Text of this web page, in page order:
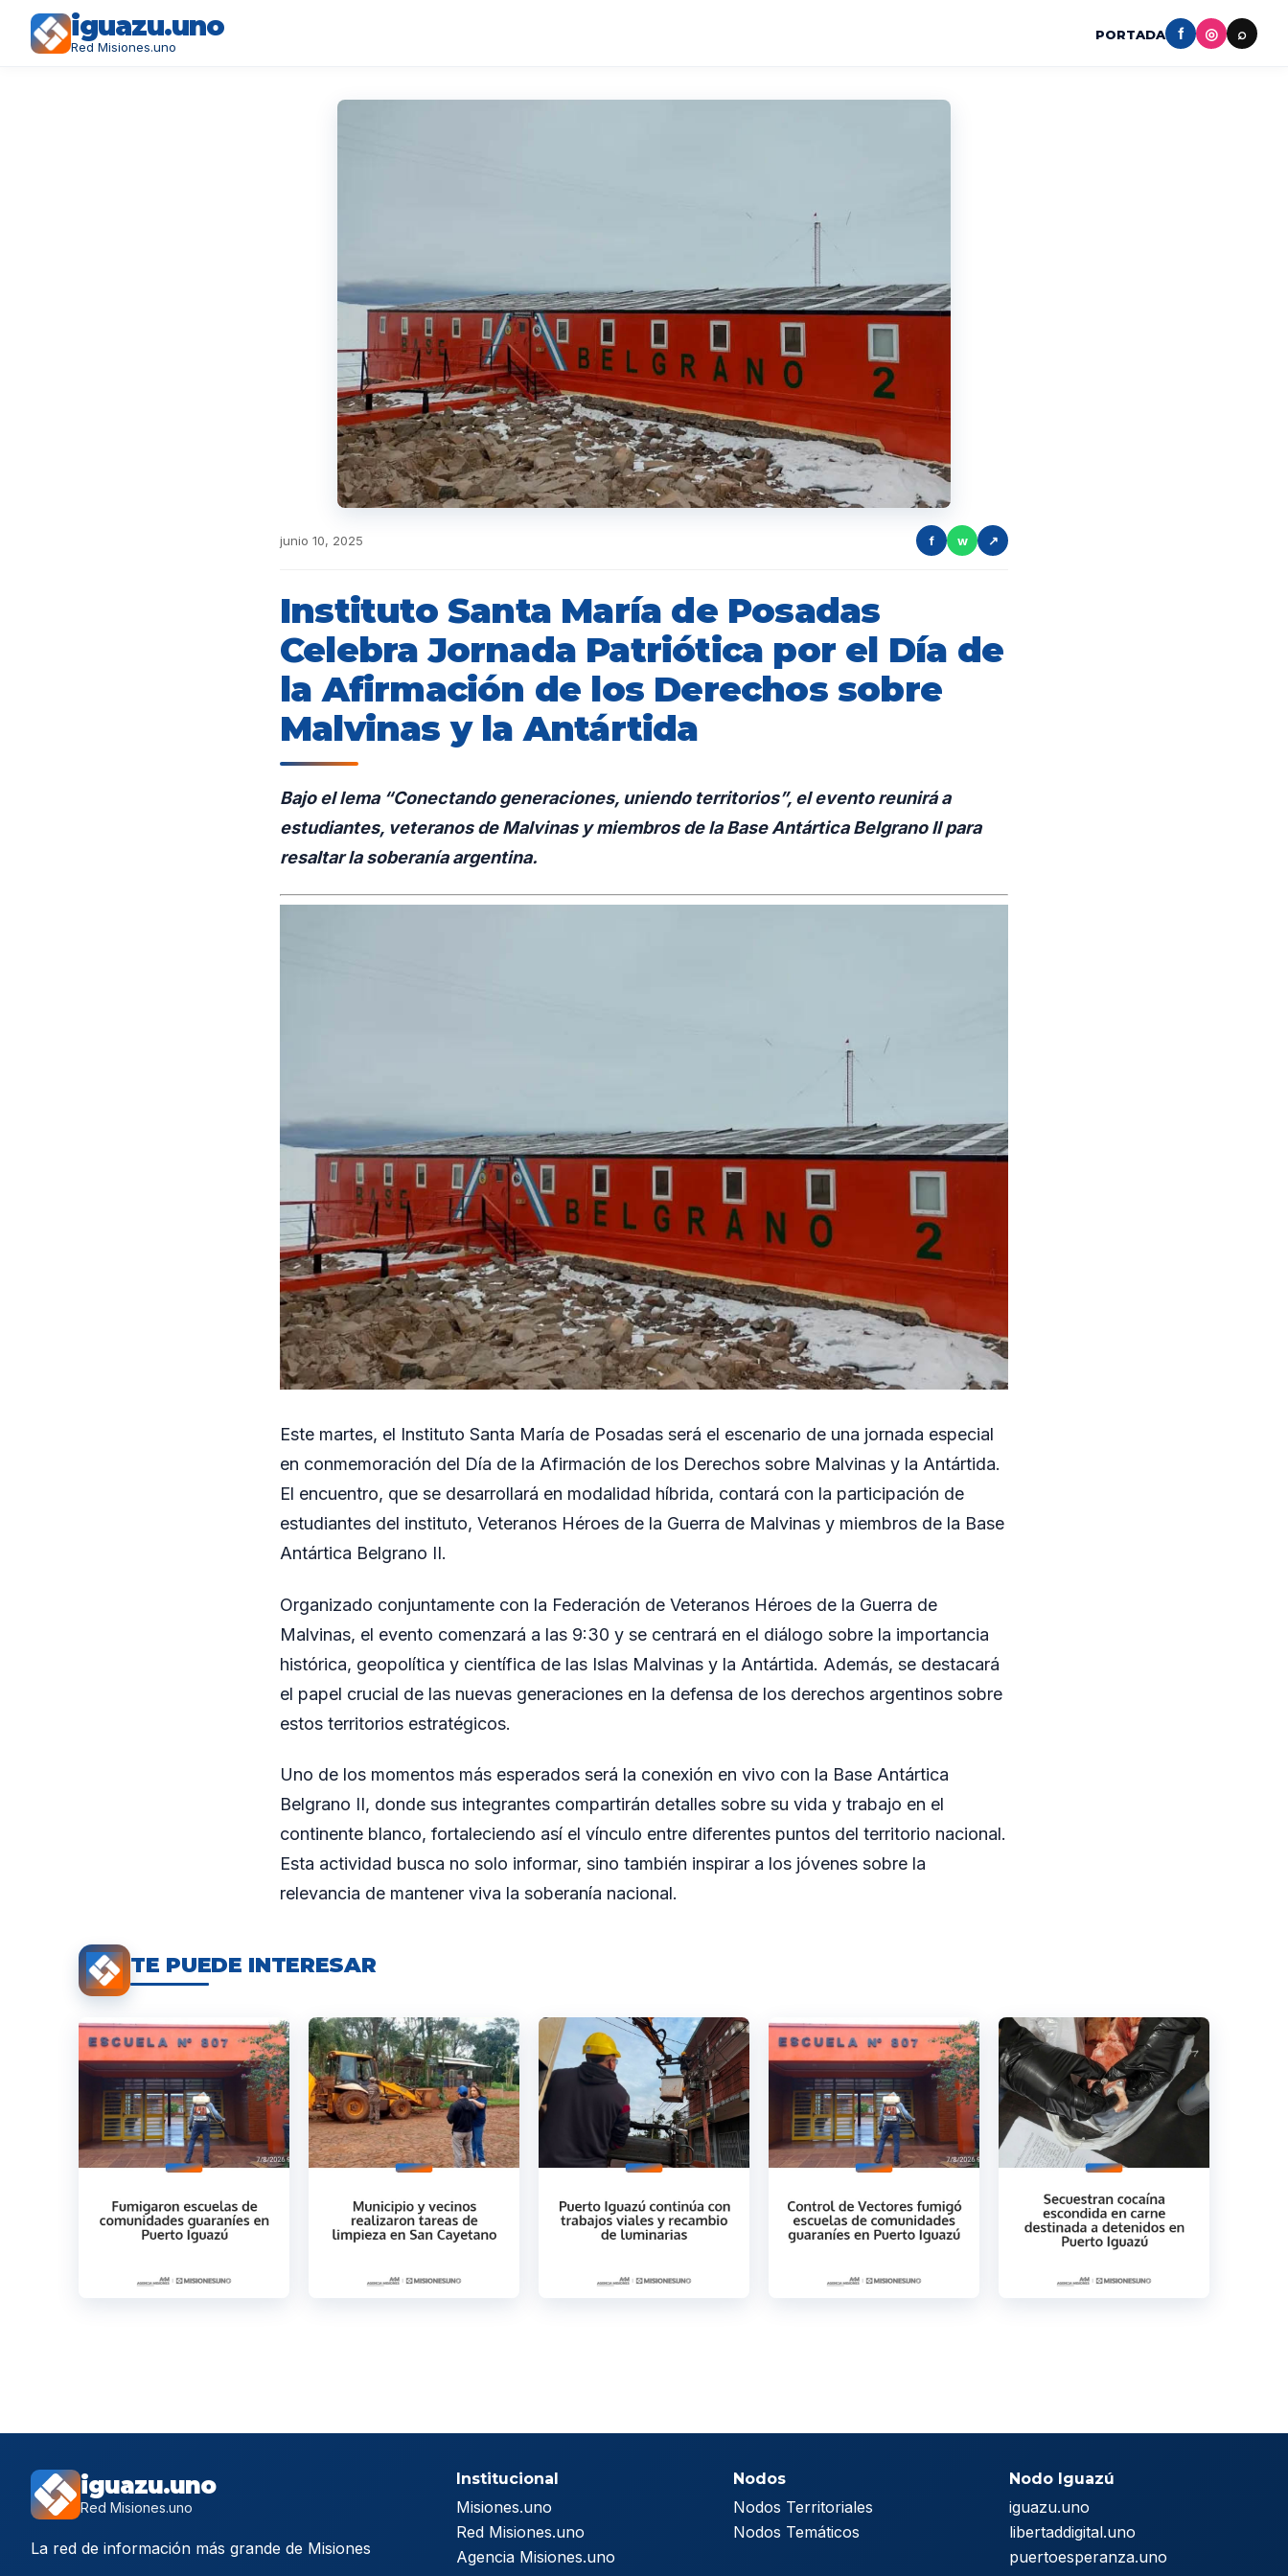
iguazu.uno
Red Misiones.uno
PORTADA f ◎ ⌕
junio 10, 2025 f w ↗
Instituto Santa María de Posadas
Celebra Jornada Patriótica por el Día de
la Afirmación de los Derechos sobre
Malvinas y la Antártida
Bajo el lema “Conectando generaciones, uniendo territorios”, el evento reunirá a
estudiantes, veteranos de Malvinas y miembros de la Base Antártica Belgrano II para
resaltar la soberanía argentina.
Este martes, el Instituto Santa María de Posadas será el escenario de una jornada especial
en conmemoración del Día de la Afirmación de los Derechos sobre Malvinas y la Antártida.
El encuentro, que se desarrollará en modalidad híbrida, contará con la participación de
estudiantes del instituto, Veteranos Héroes de la Guerra de Malvinas y miembros de la Base
Antártica Belgrano II.
Organizado conjuntamente con la Federación de Veteranos Héroes de la Guerra de
Malvinas, el evento comenzará a las 9:30 y se centrará en el diálogo sobre la importancia
histórica, geopolítica y científica de las Islas Malvinas y la Antártida. Además, se destacará
el papel crucial de las nuevas generaciones en la defensa de los derechos argentinos sobre
estos territorios estratégicos.
Uno de los momentos más esperados será la conexión en vivo con la Base Antártica
Belgrano II, donde sus integrantes compartirán detalles sobre su vida y trabajo en el
continente blanco, fortaleciendo así el vínculo entre diferentes puntos del territorio nacional.
Esta actividad busca no solo informar, sino también inspirar a los jóvenes sobre la
relevancia de mantener viva la soberanía nacional.
TE PUEDE INTERESAR
iguazu.uno
Red Misiones.uno
La red de información más grande de Misiones
Institucional
Misiones.uno
Red Misiones.uno
Agencia Misiones.uno
Nodos
Nodos Territoriales
Nodos Temáticos
Nodo Iguazú
iguazu.uno
libertaddigital.uno
puertoesperanza.uno